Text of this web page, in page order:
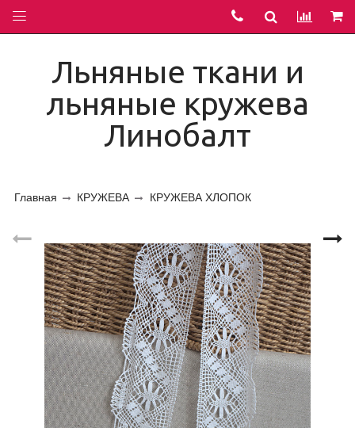
Льняные ткани и
льняные кружева
Линобалт
Главная КРУЖЕВА КРУЖЕВА ХЛОПОК